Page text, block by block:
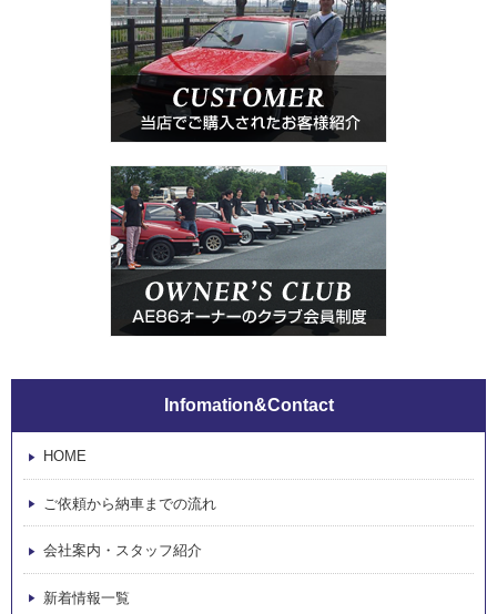
Infomation&Contact
HOME
ご依頼から納車までの流れ
会社案内・スタッフ紹介
新着情報一覧